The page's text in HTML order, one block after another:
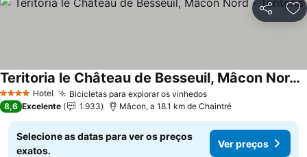
Partilhar
4 EstrelasHotel Bicicletas para explorar os vinhedos
Teritoria le Château de Besseuil, Mâcon Nord - Teritoria
8,6 Excelente 1.933 Mâcon, a 18.1 km de Chaintré
Selecione as datas para ver os preços
exatos.
Ver preços